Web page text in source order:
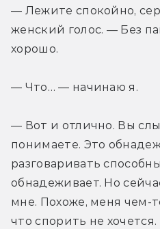
— Лежите спокойно,
женский голос. — Без
хорошо.
— Что… — начинаю я.
— Вот и отлично. Вы
понимаете. Это
разговаривать
обнадеживает. Но
мне. Похоже, меня чем-
что спорить не хочется.